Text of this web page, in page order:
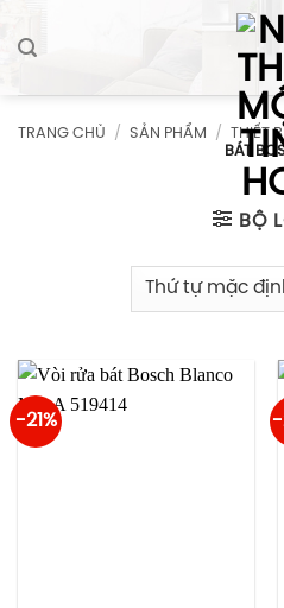
TRANG CHỦ / SẢN PHẨM / THIẾT
BÁT
BỘ
-21% -